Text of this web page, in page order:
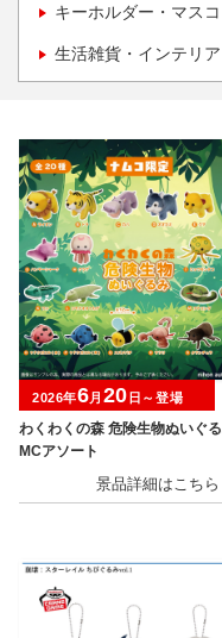
キーホルダー・マス
生活雑貨・インテリ
わくわくの森 危険生物ぬいぐ
MCアソート
2026年6月 20 日～登場